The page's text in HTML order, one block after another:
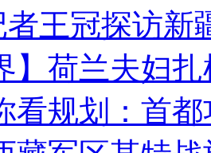
者王冠探访新
】荷兰夫妇
看规划：首